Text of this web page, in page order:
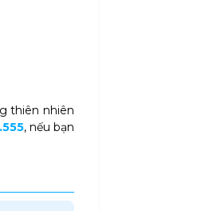
thiên nhiên
, nếu bạn